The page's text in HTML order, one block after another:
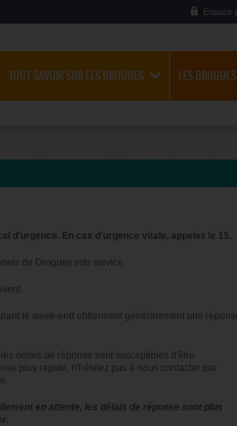
Espace
TOUT SAVOIR SUR LES DROGUES LES
d'urgence. En cas d'urgence vitale, appelez le 15.
de Drogues info service.
le week-end obtiennent généralement une
délais de réponse sont susceptibles d'être
plus rapide, n'hésitez pas à nous contacter par
en attente, les délais de réponse sont plus